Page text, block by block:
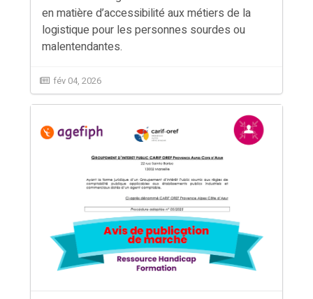
en matière d’accessibilité aux métiers de la
logistique pour les personnes sourdes ou
malentendantes.
fév 04, 2026